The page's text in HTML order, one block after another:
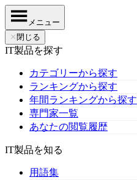
メニュー
✕ 閉じる
IT製品を探す
カテゴリーから探す
ランキングから探す
年間ランキングから探す
専門家一覧
あなたの閲覧履歴
IT製品を知る
用語集